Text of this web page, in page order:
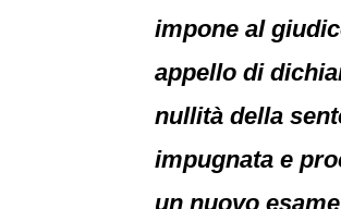
impone al
appello di
nullità della
impugnata e
un nuovo